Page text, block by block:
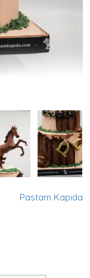
Pastam Kapıda